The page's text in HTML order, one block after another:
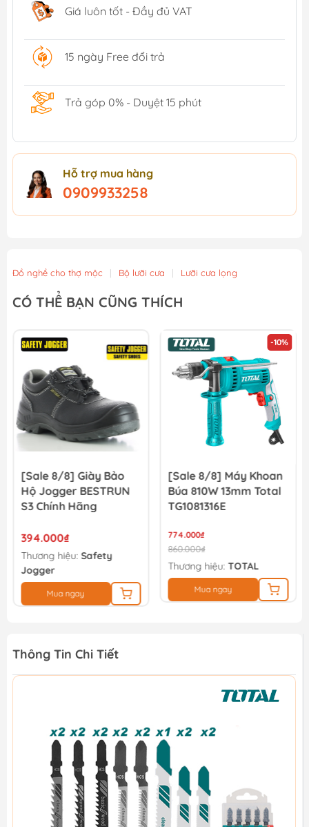
Giá luôn tốt - Đầy đủ VAT
15 ngày Free đổi trả
Trả góp 0% - Duyệt 15 phút
Hỗ trợ mua hàng
0909933258
Đồ nghề cho thợ mộc | Bộ lưỡi cưa | Lưỡi cưa lọng
CÓ THỂ BẠN CŨNG THÍCH
[Sale 8/8] Giày Bảo
Hộ Jogger BESTRUN
S3 Chính Hãng
394.000₫
Thương hiệu: Safety
Jogger
Mua ngay
-10%
[Sale 8/8] Máy Khoan
Búa 810W 13mm Total
TG1081316E
774.000₫
860.000₫
Thương hiệu:TOTAL
Mua ngay
Thông Tin Chi Tiết